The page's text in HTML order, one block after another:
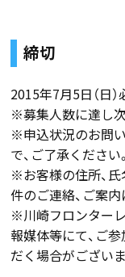
締切
2015年7月5日（日）
※募集人数に達し
※申込状況のお問
で、ご了承ください。
※お客様の住所、
件のご連絡、ご案
※川崎フロンター
報媒体等にて、ご
だく場合がございま